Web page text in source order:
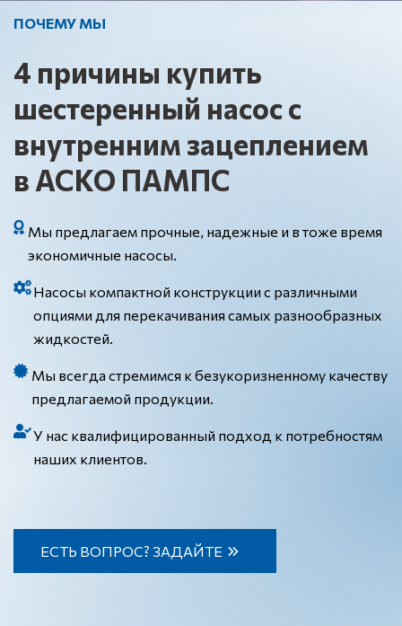
ПОЧЕМУ МЫ
4 причины купить
шестеренный насос с
внутренним зацеплением
в АСКО ПАМПС
Мы предлагаем прочные, надежные и в тоже время
экономичные насосы.
Насосы компактной конструкции с различными
опциями для перекачивания самых разнообразных
жидкостей.
Мы всегда стремимся к безукоризненному качеству
предлагаемой продукции.
У нас квалифицированный подход к потребностям
наших клиентов.
ЕСТЬ ВОПРОС? ЗАДАЙТЕ